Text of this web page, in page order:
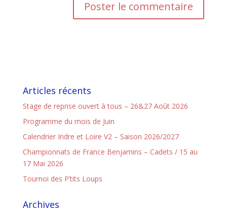
Articles récents
Stage de reprise ouvert à tous – 26&27 Août 2026
Programme du mois de Juin
Calendrier Indre et Loire V2 – Saison 2026/2027
Championnats de France Benjamins – Cadets / 15 au
17 Mai 2026
Tournoi des P’tits Loups
Archives